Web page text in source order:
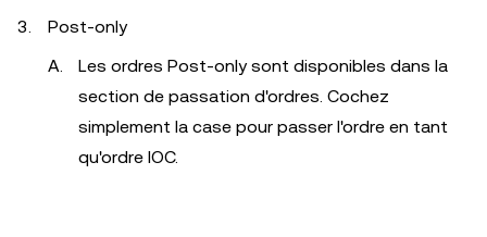
Post-only
Les ordres Post-only sont disponibles dans la
section de passation d'ordres. Cochez
simplement la case pour passer l'ordre en tant
qu'ordre IOC.